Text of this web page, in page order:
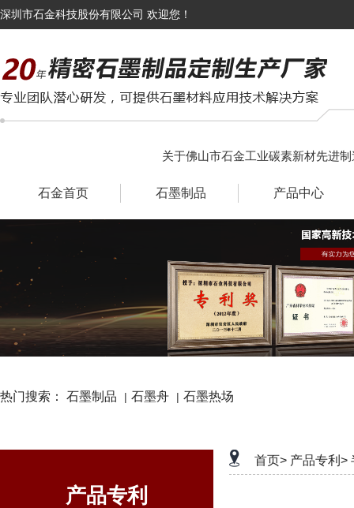
深圳市石金科技股份有限公司 欢迎您！
关于佛山市石金工业碳素新材先进
石金首页 石墨制品 产品中心
热门搜索： 石墨制品 | 石墨舟 | 石墨热场
产品专利
首页> 产品专利>